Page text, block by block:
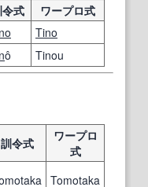
式
ワープロ式
Tino
ô Tinou
訓令式
ワープロ
式
Tomotaka